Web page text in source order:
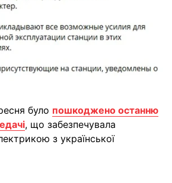
було пошкоджено останню
, що забезпечувала
з української